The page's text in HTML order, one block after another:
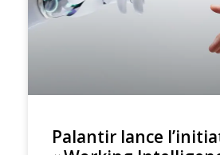
Palantir lance